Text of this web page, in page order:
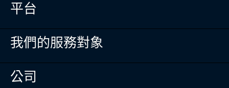
平台
投資組合管理
Masttro Intelligence
全球財富地圖
資料彙整
我們的服務對象
單一家族辦公室
多家族辦公室
公司